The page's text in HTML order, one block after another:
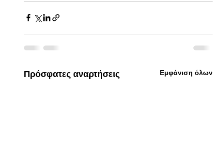
Πρόσφατες αναρτήσεις Εμφάνιση όλων